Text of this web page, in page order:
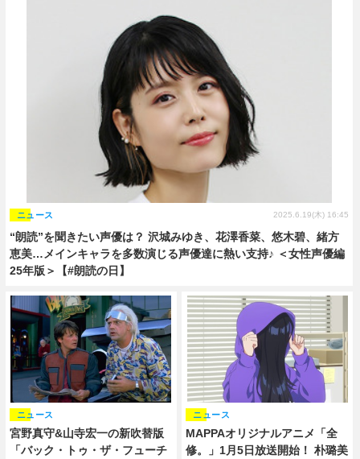
“朗読”を聞きたい声優は？ 沢城みゆき、花澤香菜、悠木碧、緒方
恵美…メインキャラを多数演じる声優達に熱い支持♪ ＜女性声優編
25年版＞【#朗読の日】
ニュース 2025.6.19(木) 16:45
宮野真守&山寺宏一の新吹替版
「バック・トゥ・ザ・フューチ
ニュース
MAPPAオリジナルアニメ「全
修。」1月5日放送開始！ 朴璐美
ニュース